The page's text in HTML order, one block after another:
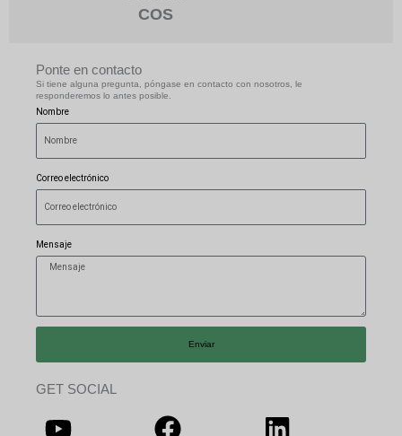
COS
Ponte en contacto
Si tiene alguna pregunta, póngase en contacto con nosotros, le
responderemos lo antes posible.
Nombre
Correo electrónico
Mensaje
Enviar
GET SOCIAL